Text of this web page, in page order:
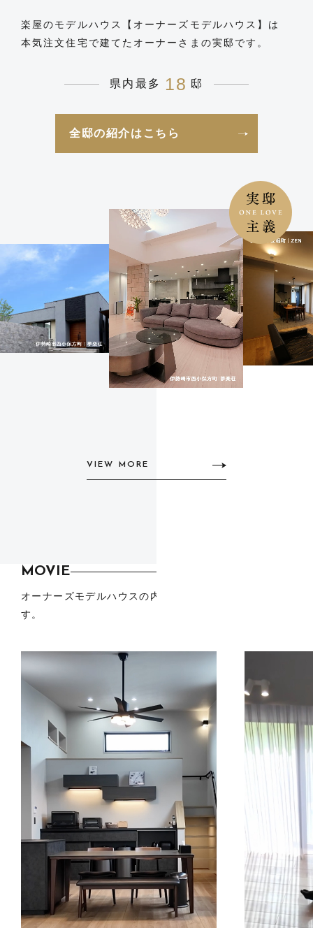
楽屋のモデルハウス【オーナーズモデルハウス】は
本気注文住宅で建てたオーナーさまの実邸です。
県内最多 18 邸
全邸の紹介はこちら
VIEW MORE
MOVIE
オーナーズモデルハウスの内観映像をご覧いただけま
す。